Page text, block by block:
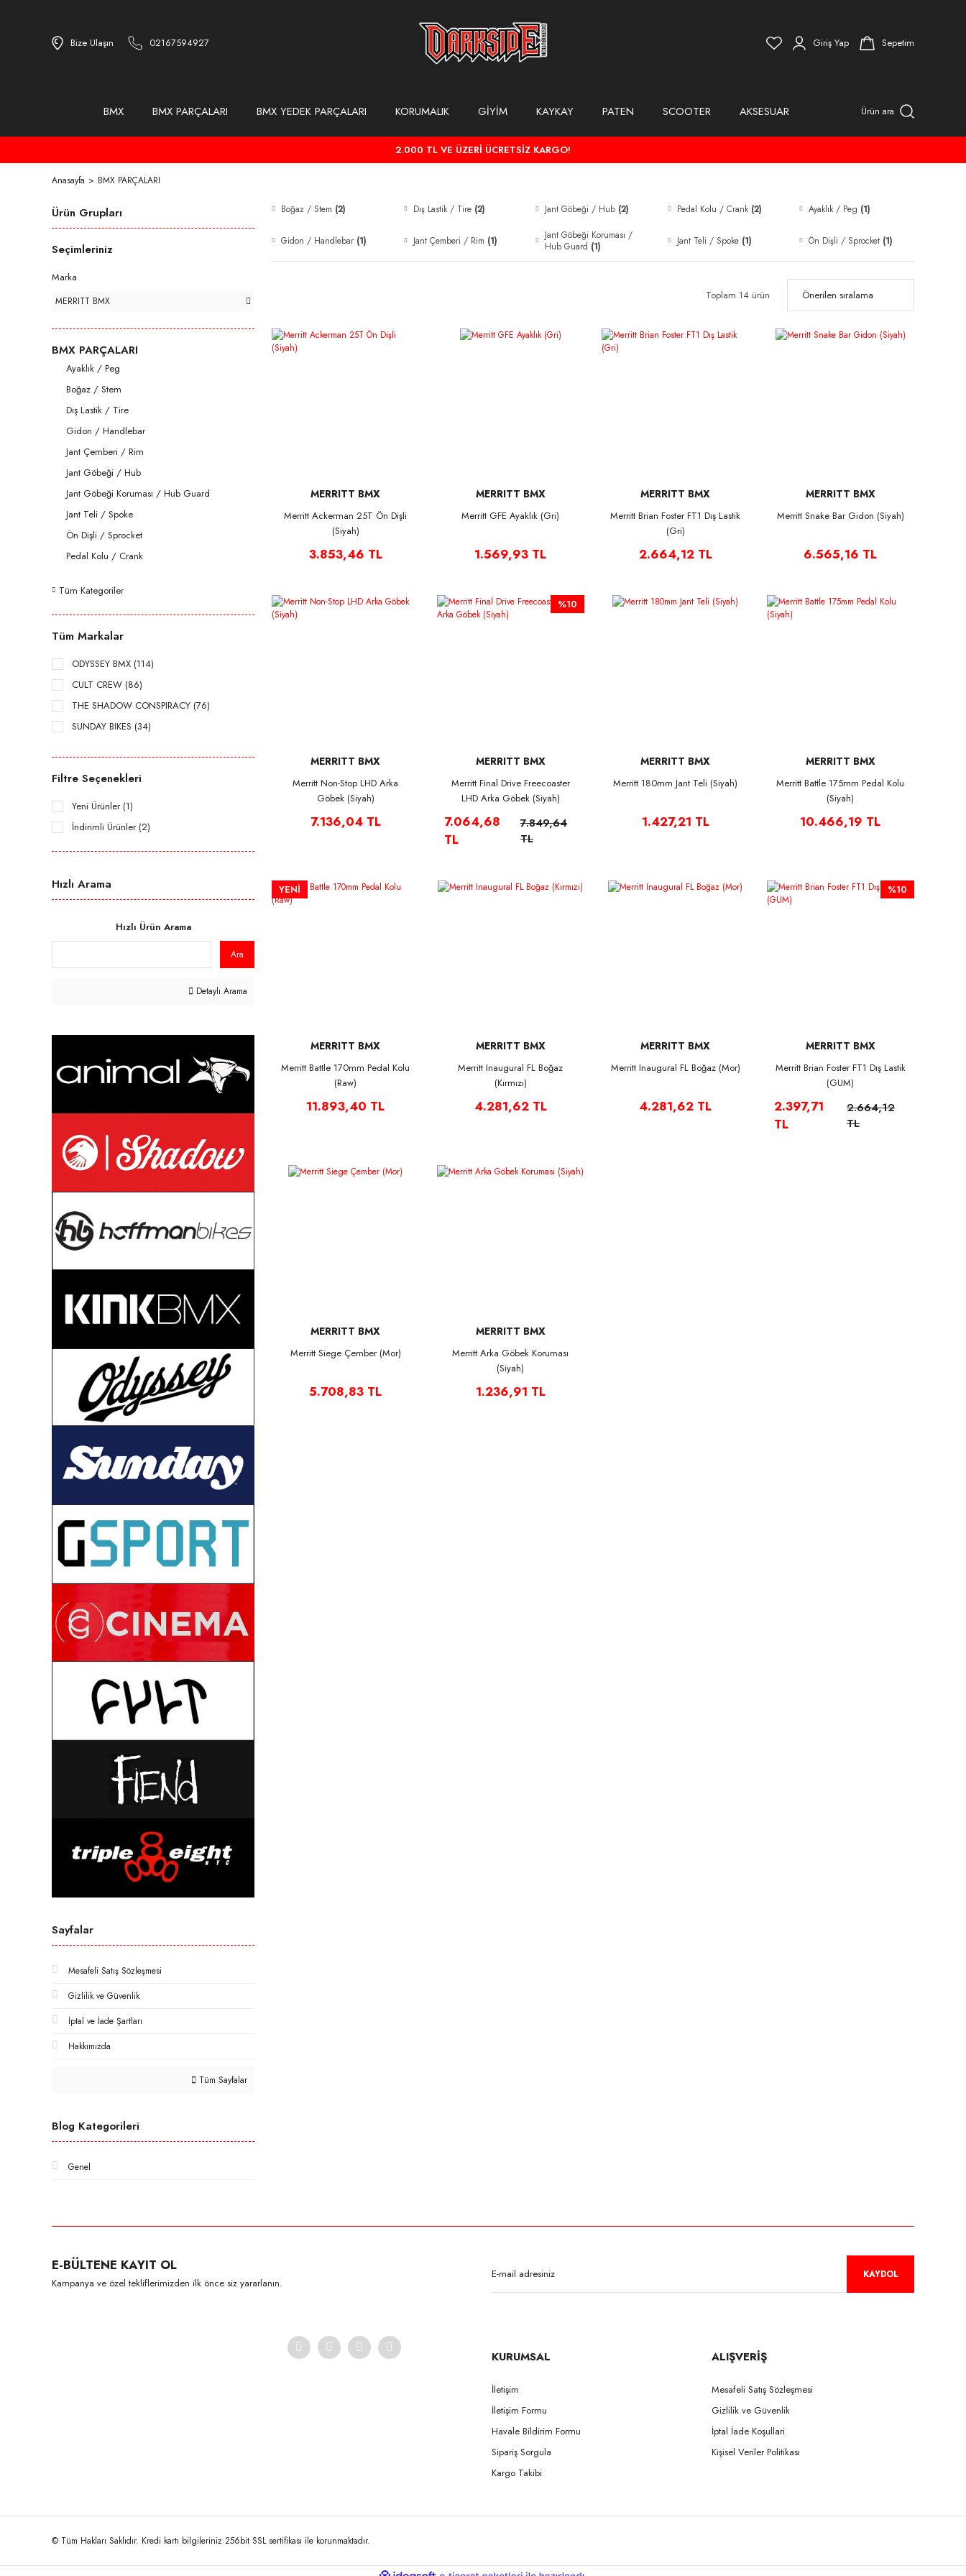
Bize Ulaşın 02167594927 Giriş Yap Sepetim
BMX BMX PARÇALARI BMX YEDEK PARÇALARI KORUMALIK GİYİM KAYKAY PATEN SCOOTER AKSESUAR Ürün ara
2.000 TL VE ÜZERİ ÜCRETSİZ KARGO!
Anasayfa BMX PARÇALARI
Ürün Grupları
Seçimleriniz
Marka
MERRITT BMX
BMX PARÇALARI
Ayaklık / Peg
Boğaz / Stem
Dış Lastik / Tire
Gidon / Handlebar
Jant Çemberi / Rim
Jant Göbeği / Hub
Jant Göbeği Koruması / Hub Guard
Jant Teli / Spoke
Ön Dişli / Sprocket
Pedal Kolu / Crank
Tüm Kategoriler
Tüm Markalar
ODYSSEY BMX (114)
CULT CREW (86)
THE SHADOW CONSPIRACY (76)
SUNDAY BIKES (34)
RANT BMX (15)
FIEND BMX (14)
MERRITT BMX (14)
GSPORT BMX (9)
5150BMX (2)
Filtre Seçenekleri
Yeni Ürünler (1)
İndirimli Ürünler (2)
Hızlı Arama
Hızlı Ürün Arama
Ara
Detaylı Arama
Sayfalar
Mesafeli Satış Sözleşmesi
Gizlilik ve Güvenlik
İptal ve İade Şartları
Hakkımızda
Tüm Sayfalar
Blog Kategorileri
Genel
Boğaz / Stem (2) Dış Lastik / Tire (2) Jant Göbeği / Hub (2) Pedal Kolu / Crank (2) Ayaklık / Peg (1)
Gidon / Handlebar (1) Jant Çemberi / Rim (1)
Jant Göbeği Koruması /
Hub Guard (1) Jant Teli / Spoke (1) Ön Dişli / Sprocket (1)
Toplam 14 ürün
MERRITT BMX
Merritt Ackerman 25T Ön Dişli
(Siyah)
3.853,46 TL
MERRITT BMX
Merritt GFE Ayaklık (Gri)
1.569,93 TL
MERRITT BMX
Merritt Brian Foster FT1 Dış Lastik
(Gri)
2.664,12 TL
MERRITT BMX
Merritt Snake Bar Gidon (Siyah)
6.565,16 TL
MERRITT BMX
Merritt Non-Stop LHD Arka
Göbek (Siyah)
7.136,04 TL
%10
MERRITT BMX
Merritt Final Drive Freecoaster
LHD Arka Göbek (Siyah)
7.064,68
TL
7.849,64
TL
MERRITT BMX
Merritt 180mm Jant Teli (Siyah)
1.427,21 TL
MERRITT BMX
Merritt Battle 175mm Pedal Kolu
(Siyah)
10.466,19 TL
YENİ
MERRITT BMX
Merritt Battle 170mm Pedal Kolu
(Raw)
11.893,40 TL
MERRITT BMX
Merritt Inaugural FL Boğaz
(Kırmızı)
4.281,62 TL
MERRITT BMX
Merritt Inaugural FL Boğaz (Mor)
4.281,62 TL
%10
MERRITT BMX
Merritt Brian Foster FT1 Dış Lastik
(GUM)
2.397,71
TL
2.664,12
TL
MERRITT BMX
Merritt Siege Çember (Mor)
5.708,83 TL
MERRITT BMX
Merritt Arka Göbek Koruması
(Siyah)
1.236,91 TL
E-BÜLTENE KAYIT OL
Kampanya ve özel tekliflerimizden ilk önce siz yararlanın.
KAYDOL
KURUMSAL
İletişim
İletişim Formu
Havale Bildirim Formu
Sipariş Sorgula
Kargo Takibi
ALIŞVERİŞ
Mesafeli Satış Sözleşmesi
Gizlilik ve Güvenlik
İptal İade Koşullari
Kişisel Veriler Politikası
© Tüm Hakları Saklıdır. Kredi kartı bilgileriniz 256bit SSL sertifikası ile korunmaktadır.